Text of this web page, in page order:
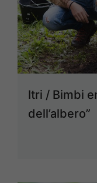
Itri / Bimbi
dell’albero”